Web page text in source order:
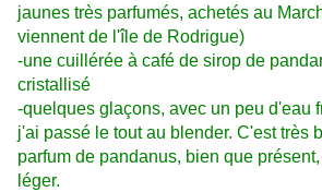
jaunes très parfumés, achetés au
viennent de l'île de Rodrigue)
-une cuillérée à café de sirop de
cristallisé
-quelques glaçons, avec un peu d'eau
j'ai passé le tout au blender. C'est très
parfum de pandanus, bien que
léger.